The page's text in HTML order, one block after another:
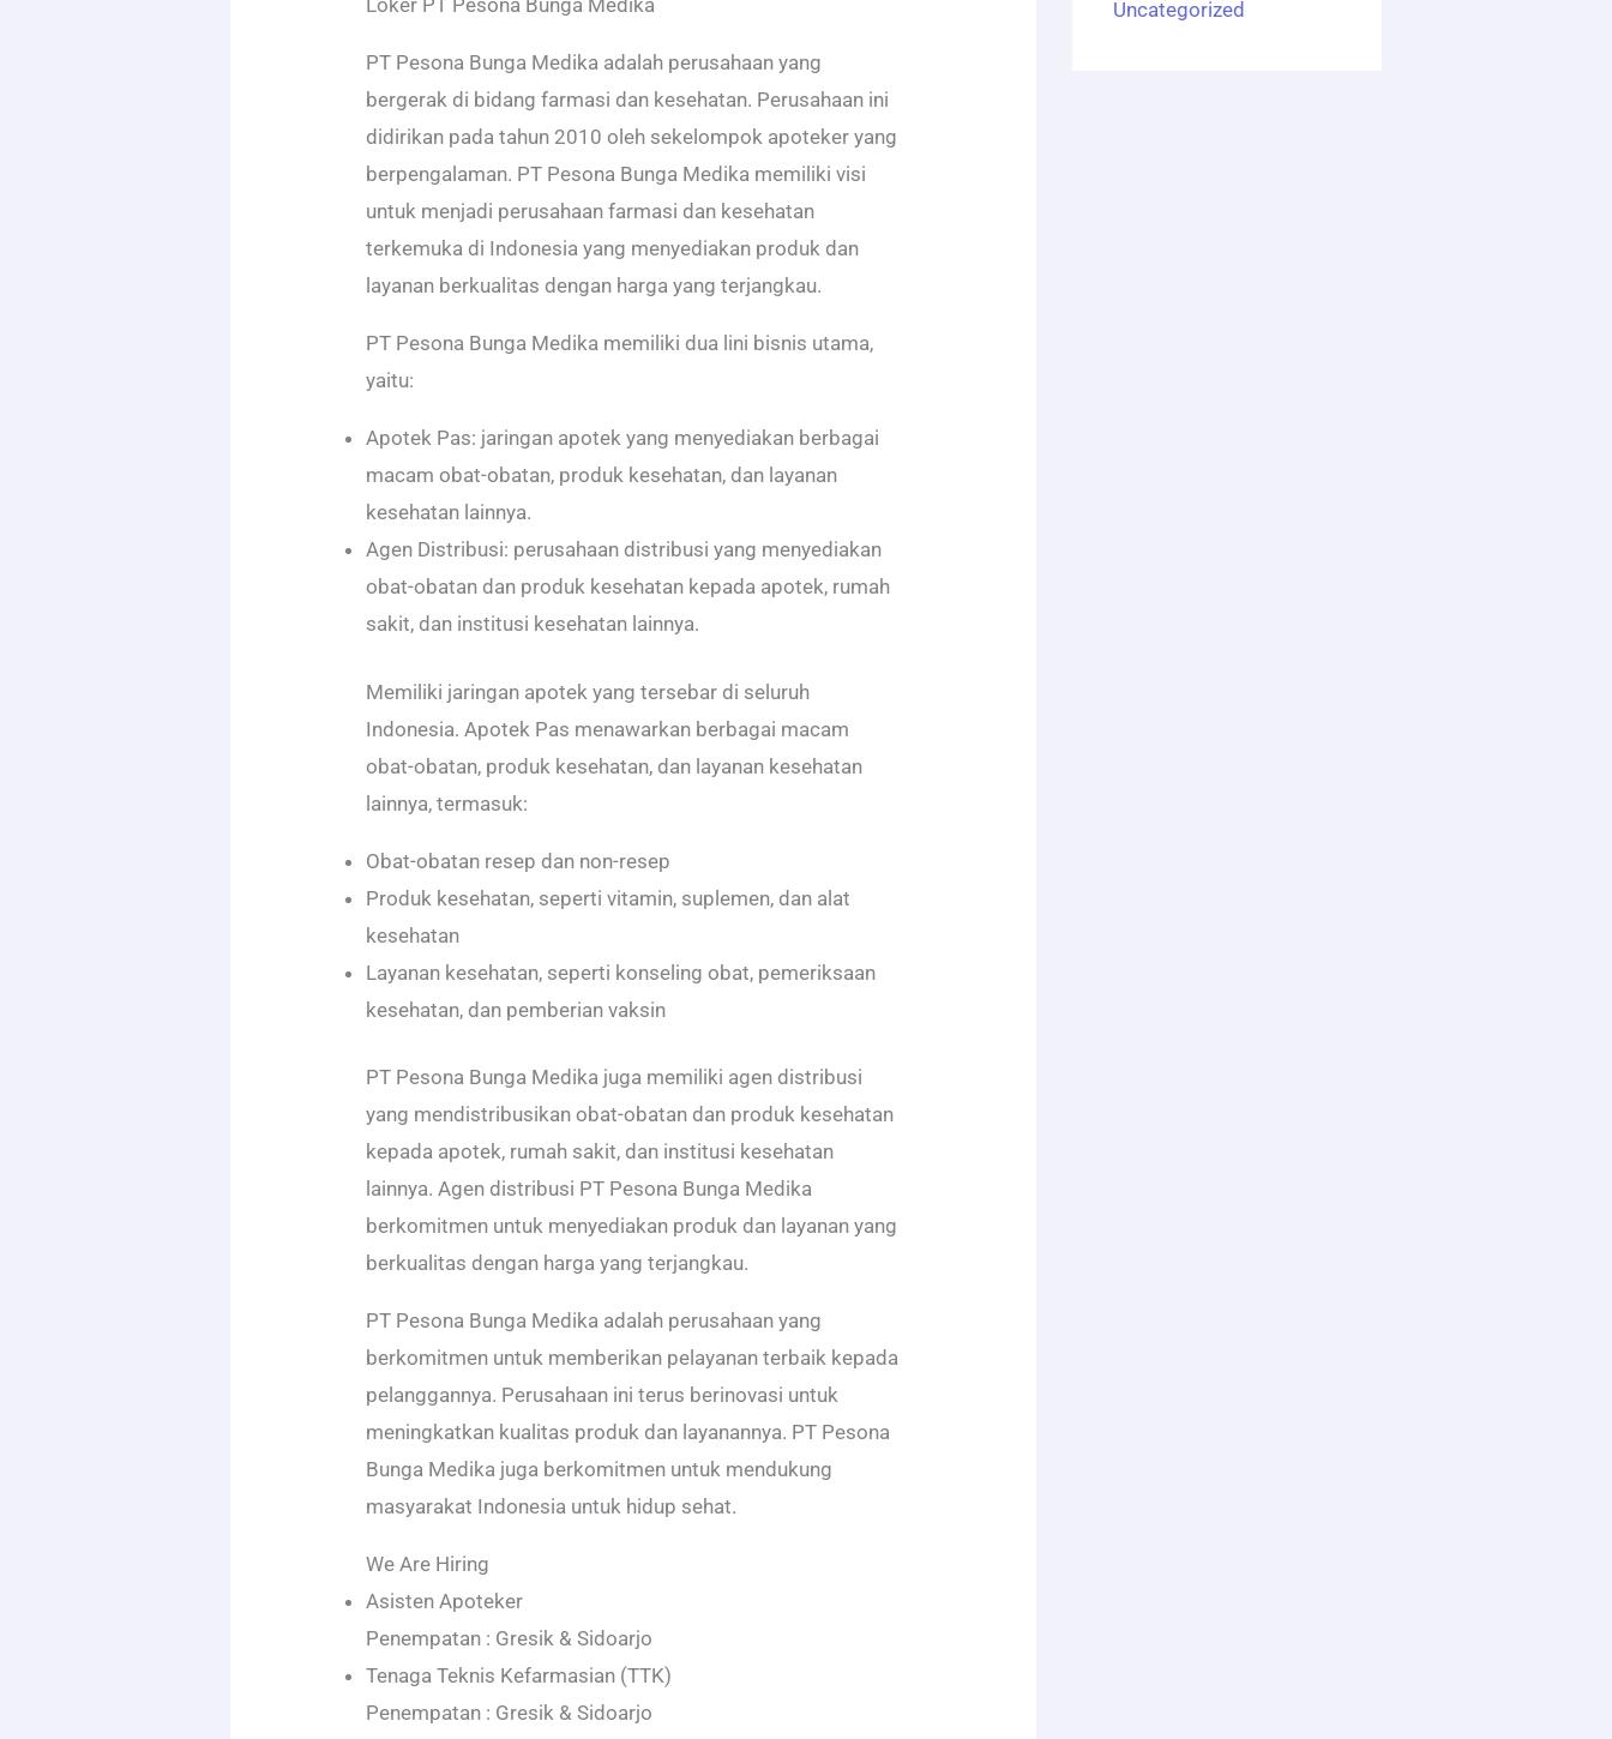
Loker PT Pesona Bunga Medika
PT Pesona Bunga Medika adalah perusahaan yang
bergerak di bidang farmasi dan kesehatan. Perusahaan ini
didirikan pada tahun 2010 oleh sekelompok apoteker yang
berpengalaman. PT Pesona Bunga Medika memiliki visi
untuk menjadi perusahaan farmasi dan kesehatan
terkemuka di Indonesia yang menyediakan produk dan
layanan berkualitas dengan harga yang terjangkau.
PT Pesona Bunga Medika memiliki dua lini bisnis utama,
yaitu:
Apotek Pas: jaringan apotek yang menyediakan berbagai
macam obat-obatan, produk kesehatan, dan layanan
kesehatan lainnya.
Agen Distribusi: perusahaan distribusi yang menyediakan
obat-obatan dan produk kesehatan kepada apotek, rumah
sakit, dan institusi kesehatan lainnya.
Memiliki jaringan apotek yang tersebar di seluruh
Indonesia. Apotek Pas menawarkan berbagai macam
obat-obatan, produk kesehatan, dan layanan kesehatan
lainnya, termasuk:
Obat-obatan resep dan non-resep
Produk kesehatan, seperti vitamin, suplemen, dan alat
kesehatan
Layanan kesehatan, seperti konseling obat, pemeriksaan
kesehatan, dan pemberian vaksin
PT Pesona Bunga Medika juga memiliki agen distribusi
yang mendistribusikan obat-obatan dan produk kesehatan
kepada apotek, rumah sakit, dan institusi kesehatan
lainnya. Agen distribusi PT Pesona Bunga Medika
berkomitmen untuk menyediakan produk dan layanan yang
berkualitas dengan harga yang terjangkau.
PT Pesona Bunga Medika adalah perusahaan yang
berkomitmen untuk memberikan pelayanan terbaik kepada
pelanggannya. Perusahaan ini terus berinovasi untuk
meningkatkan kualitas produk dan layanannya. PT Pesona
Bunga Medika juga berkomitmen untuk mendukung
masyarakat Indonesia untuk hidup sehat.
We Are Hiring
Asisten Apoteker
Penempatan : Gresik & Sidoarjo
Tenaga Teknis Kefarmasian (TTK)
Penempatan : Gresik & Sidoarjo
Uncategorized